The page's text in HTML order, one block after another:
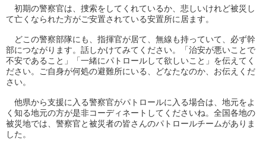
初期の警察官は、捜索をしてくれているか、 悲しいけれど被災し
て亡くなられた方がご安置されている安置所に 居ます。
どこの警察部隊にも、指揮官が居て、無線も持っていて、 必ず幹
部につながります。話しかけてみてください。「治安が悪いことで
不安であること」「一緒にパトロールして欲しいこと」を伝えてく
ださい。
ご自身が何処の避難所にいる、どなたなのか、お伝えくだ
さい。
他県から支援に入る警察官がパトロールに入る場合は、 地元をよ
く知る地元の方が是非コーディネートしてくださいね。 全国各地の
被災地では、 警察官と被災者の皆さんのパトロールチームがありま
した。